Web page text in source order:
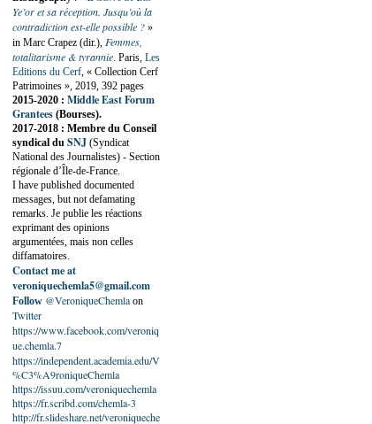
Ye’or et sa réception. Jusqu’où la
contradiction est-elle possible ? »
in Marc Crapez (dir.), Femmes,
totalitarisme & tyrannie. Paris, Les
Editions du Cerf, « Collection Cerf
Patrimoines », 2019, 392 pages
2015-2020 : Middle East Forum
Grantees (Bourses).
2017-2018 : Membre du Conseil
syndical du SNJ (Syndicat
National des Journalistes) - Section
régionale d’Île-de-France.
I have published documented
messages, but not defamating
remarks. Je publie les réactions
exprimant des opinions
argumentées, mais non celles
diffamatoires.
Contact me at
veroniquechemla5@gmail.com
Follow @VeroniqueChemlaon
Twitter
https://www.facebook.com/veroniq
ue.chemla.7
https://independent.academia.edu/V
%C3%A9roniqueChemla
https://issuu.com/veroniquechemla
https://fr.scribd.com/chemla-3
http://fr.slideshare.net/veroniqueche